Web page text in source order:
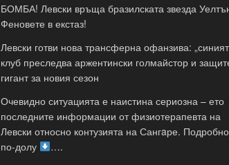
БОМБА! Левски връща бразилската звезда
Феновете в екстаз!
Левски готви нова трансферна офанзива:
клуб преследва аржентински голмайстор и
гигант за новия сезон
Очевидно ситуацията е наистина сериозна – ето
последните информации от физиотерапевта на
Левски относно контузията на Сангaре.
по-долу
….